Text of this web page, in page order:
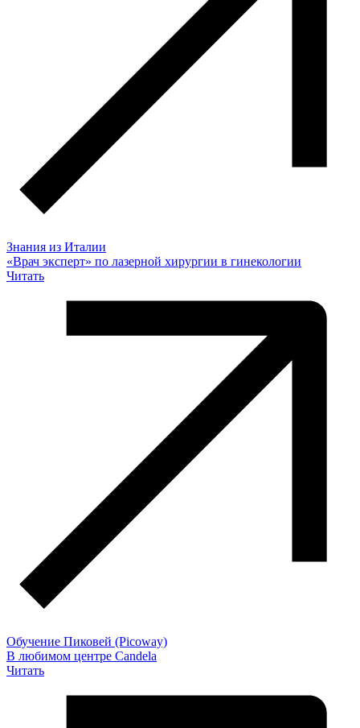
Знания из Италии
«Врач эксперт» по лазерной хирургии в гинекологии
Читать
Обучение Пиковей (Picoway)
В любимом центре Candela
Читать